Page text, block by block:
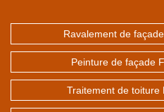
Ravalement de
Peinture de façade
Traitement de toiture